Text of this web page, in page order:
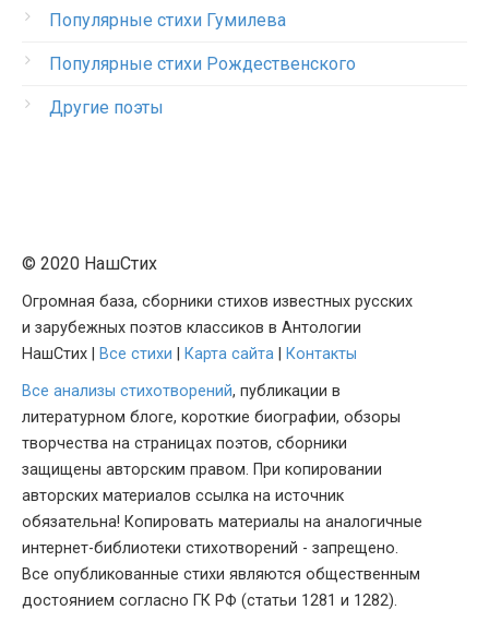
Популярные стихи Гумилева
Популярные стихи Рождественского
Другие поэты
© 2020 НашСтих
Огромная база, сборники стихов известных русских
и зарубежных поэтов классиков в Антологии
НашСтих |
Все стихи Карта сайта
Контакты
Все анализы стихотворений, публикации в
литературном блоге, короткие биографии, обзоры
творчества на страницах поэтов, сборники
защищены авторским правом. При копировании
авторских материалов ссылка на источник
обязательна! Копировать материалы на аналогичные
интернет-библиотеки стихотворений - запрещено.
Все опубликованные стихи являются общественным
достоянием согласно ГК РФ (статьи 1281 и 1282).